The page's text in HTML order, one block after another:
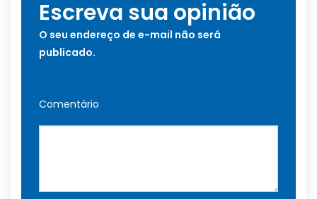
Escreva sua opinião
O seu endereço de e-mail não será
publicado.
Comentário